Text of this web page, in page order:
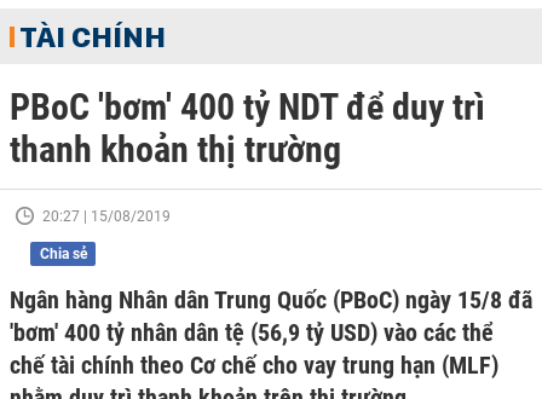
TÀI CHÍNH
PBoC 'bơm' 400 tỷ NDT để duy trì
thanh khoản thị trường
20:27 | 15/08/2019
Chia sẻ
Ngân hàng Nhân dân Trung Quốc (PBoC) ngày 15/8 đã
'bơm' 400 tỷ nhân dân tệ (56,9 tỷ USD) vào các thể
chế tài chính theo Cơ chế cho vay trung hạn (MLF)